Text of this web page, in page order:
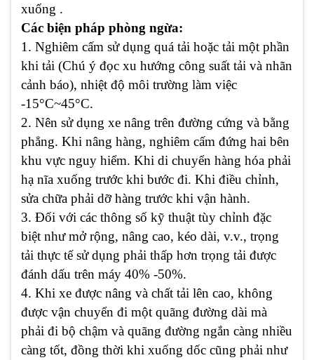
xuống .
Các biện pháp phòng ngừa:
1. Nghiêm cấm sử dụng quá tải hoặc tải một phần
khi tải (Chú ý đọc xu hướng công suất tải và nhãn
cảnh báo), nhiệt độ môi trường làm việc
-15°C~45°C.
2. Nên sử dụng xe nâng trên đường cứng và bằng
phẳng. Khi nâng hàng, nghiêm cấm đứng hai bên
khu vực nguy hiểm. Khi di chuyển hàng hóa phải
hạ nĩa xuống trước khi bước đi. Khi điều chỉnh,
sửa chữa phải dỡ hàng trước khi vận hành.
3. Đối với các thông số kỹ thuật tùy chỉnh đặc
biệt như mở rộng, nâng cao, kéo dài, v.v., trọng
tải thực tế sử dụng phải thấp hơn trọng tải được
đánh dấu trên máy 40% -50%.
4. Khi xe được nâng và chất tải lên cao, không
được vận chuyển đi một quãng đường dài mà
phải đi bộ chậm và quãng đường ngắn càng nhiều
càng tốt, đồng thời khi xuống dốc cũng phải như